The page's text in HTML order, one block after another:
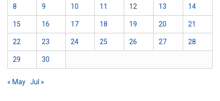
8 9 10 11 12 13 14
15 16 17 18 19 20 21
22 23 24 25 26 27 28
29 30
« May Jul »